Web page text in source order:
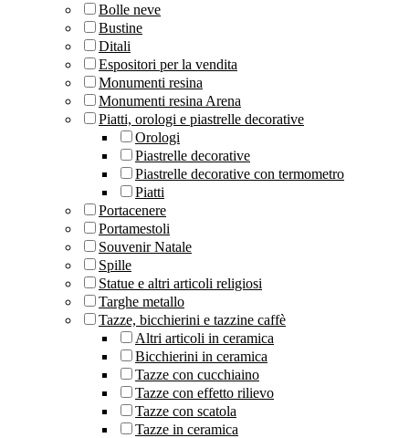
Bolle neve
Bustine
Ditali
Espositori per la vendita
Monumenti resina
Monumenti resina Arena
Piatti, orologi e piastrelle decorative
Orologi
Piastrelle decorative
Piastrelle decorative con termometro
Piatti
Portacenere
Portamestoli
Souvenir Natale
Spille
Statue e altri articoli religiosi
Targhe metallo
Tazze, bicchierini e tazzine caffè
Altri articoli in ceramica
Bicchierini in ceramica
Tazze con cucchiaino
Tazze con effetto rilievo
Tazze con scatola
Tazze in ceramica